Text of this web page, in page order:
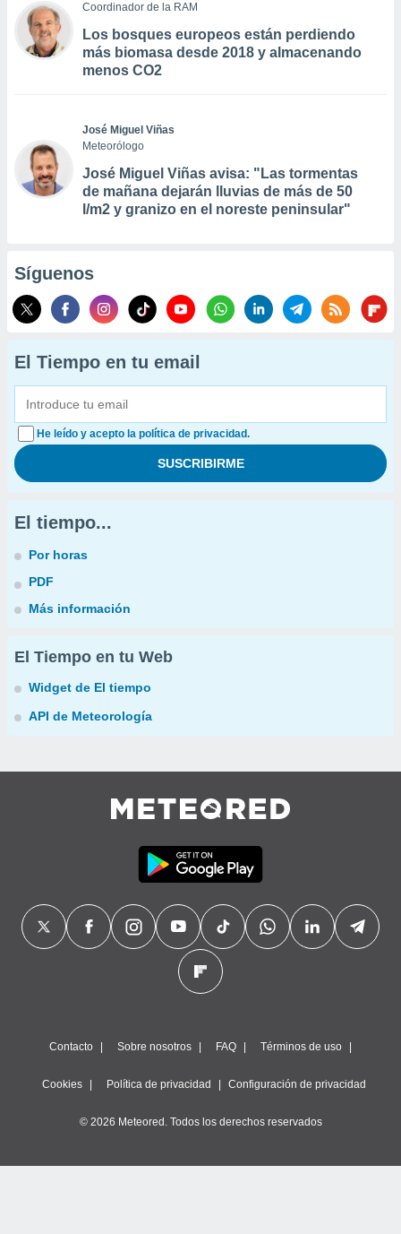
Coordinador de la RAM
Los bosques europeos están perdiendo
más biomasa desde 2018 y almacenando
menos CO2
José Miguel Viñas
Meteorólogo
José Miguel Viñas avisa: "Las tormentas
de mañana dejarán lluvias de más de 50
l/m2 y granizo en el noreste peninsular"
Síguenos
El Tiempo en tu email
He leído y acepto la política de privacidad.
El tiempo...
Por horas
PDF
Más información
El Tiempo en tu Web
Widget de El tiempo
API de Meteorología
Contacto Sobre nosotros FAQ Términos de uso
Cookies Política de privacidad Configuración de privacidad
© 2026 Meteored. Todos los derechos reservados